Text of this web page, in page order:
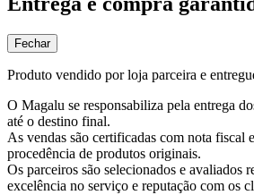
Fechar
Produto vendido por loja parceira e
O Magalu se responsabiliza pela entrega
até o destino final.
As vendas são certificadas com nota fiscal
procedência de produtos originais.
Os parceiros são selecionados e avaliados
excelência no serviço e reputação com os